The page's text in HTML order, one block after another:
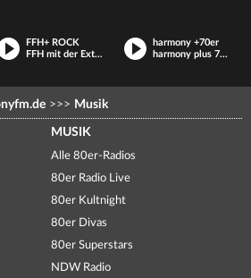
FFH+ ROCK
FFH mit der Extraportion Rock
harmony +70er
harmony plus 70er
>>> Musik
MUSIK
Alle 80er-Radios
80er Radio Live
80er Kultnight
80er Divas
80er Superstars
NDW Radio